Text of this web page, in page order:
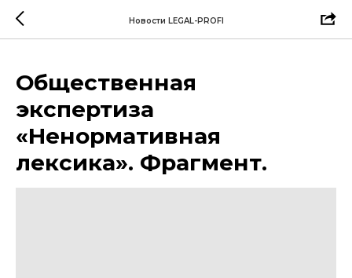
Новости LEGAL-PROFI
Общественная
экспертиза
«Ненормативная
лексика». Фрагмент.